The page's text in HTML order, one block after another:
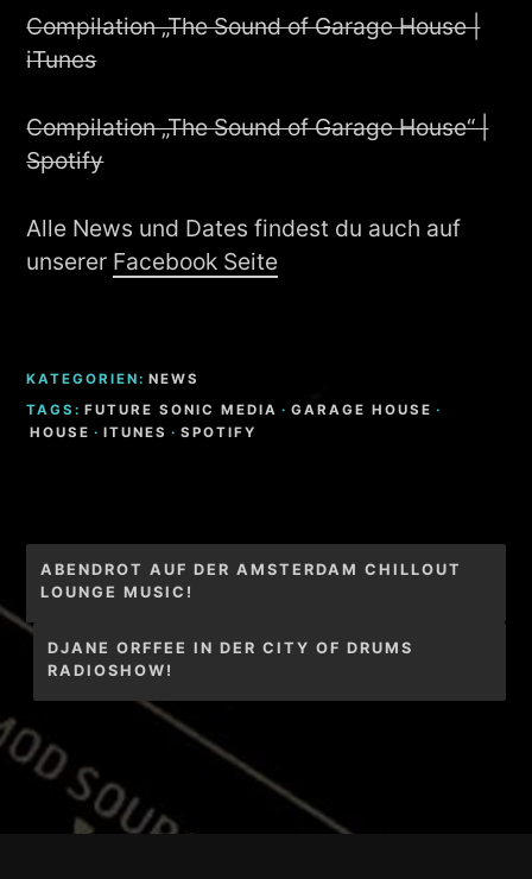
Compilation „The Sound of Garage House |
iTunes
Compilation „The Sound of Garage House“ |
Spotify
Alle News und Dates findest du auch auf
unserer Facebook Seite
KATEGORIEN: NEWS
TAGS: FUTURE SONIC MEDIA · GARAGE HOUSE ·
HOUSE · ITUNES · SPOTIFY
Beitragsnavigation
ABENDROT AUF DER AMSTERDAM CHILLOUT
LOUNGE MUSIC!
DJANE ORFFEE IN DER CITY OF DRUMS
RADIOSHOW!